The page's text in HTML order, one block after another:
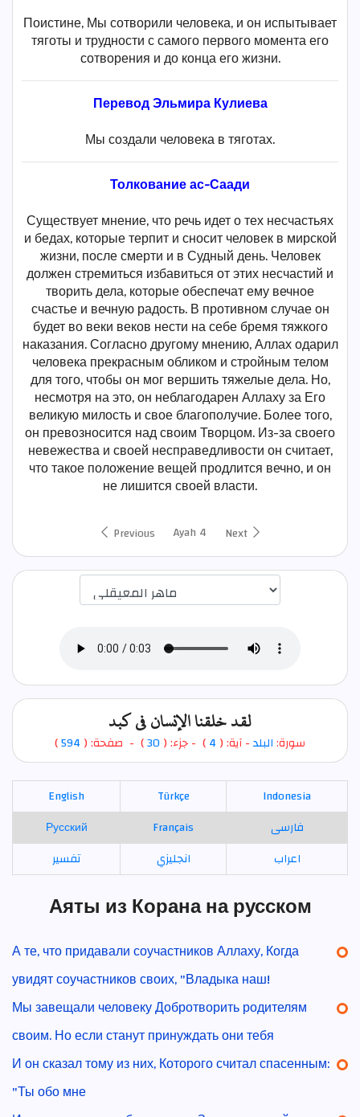
Поистине, Мы сотворили человека, и он испытывает
тяготы и трудности с самого первого момента его
сотворения и до конца его жизни.
Перевод Эльмира Кулиева
Мы создали человека в тяготах.
Толкование ас-Саади
Существует мнение, что речь идет о тех несчастьях
и бедах, которые терпит и сносит человек в мирской
жизни, после смерти и в Судный день. Человек
должен стремиться избавиться от этих несчастий и
творить дела, которые обеспечат ему вечное
счастье и вечную радость. В противном случае он
будет во веки веков нести на себе бремя тяжкого
наказания. Согласно другому мнению, Аллах одарил
человека прекрасным обликом и стройным телом
для того, чтобы он мог вершить тяжелые дела. Но,
несмотря на это, он неблагодарен Аллаху за Его
великую милость и свое благополучие. Более того,
он превозносится над своим Творцом. Из-за своего
невежества и своей несправедливости он считает,
что такое положение вещей продлится вечно, и он
не лишится своей власти.
Previous Ayah 4 Next
اختيار قارئ الآية
لقد خلقنا الإنسان في كبد
سورة:البلد- آية: ( 4
) - جزء: (30) - صفحة: ( 594
)
English Türkçe
Indonesia
Русский
Français
فارسی
تفسير
انجليزي اعراب
Аяты из Корана на русском
А те, что придавали соучастников Аллаху, Когда
увидят соучастников своих, "Владыка наш!
Мы завещали человеку Добротворить родителям
своим. Но если станут принуждать они тебя
И он сказал тому из них, Которого считал спасенным:
"Ты обо мне